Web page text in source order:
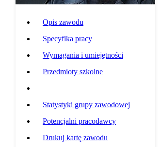
Opis zawodu
Specyfika pracy
Wymagania i umiejętności
Przedmioty szkolne
Statystyki grupy zawodowej
Potencjalni pracodawcy
Drukuj kartę zawodu